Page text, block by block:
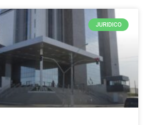
JURIDICO